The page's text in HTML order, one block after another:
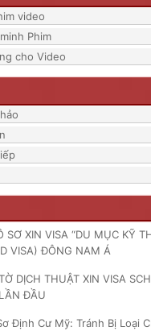
video
Phim
cho Video
SƠ XIN VISA “DU MỤC KỸ
VISA) ĐÔNG NAM Á
DỊCH THUẬT XIN VISA
ĐẦU
Định Cư Mỹ: Tránh Bị Loại